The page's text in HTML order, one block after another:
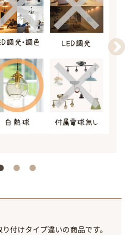
付けタイプ違いの商品です。